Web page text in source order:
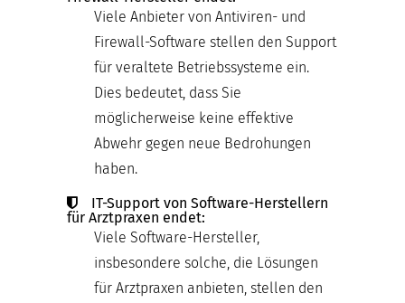
Viele Anbieter von Antiviren- und
Firewall-Software stellen den Support
für veraltete Betriebssysteme ein.
Dies bedeutet, dass Sie
möglicherweise keine effektive
Abwehr gegen neue Bedrohungen
haben.
IT-Support von Software-Herstellern
für Arztpraxen endet:
Viele Software-Hersteller,
insbesondere solche, die Lösungen
für Arztpraxen anbieten, stellen den